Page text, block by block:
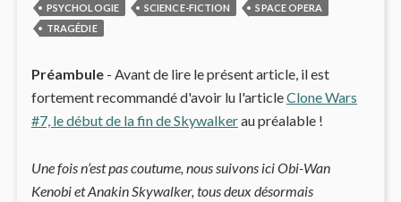
PSYCHOLOGIE
SCIENCE-FICTION
SPACE OPERA
TRAGÉDIE
Préambule- Avant de lire le présent article, il est
fortement recommandé d'avoir lu l'articleClone Wars
#7, le début de la fin de Skywalkerau préalable !
Une fois n’est pas coutume, nous suivons ici Obi-Wan
Kenobi et Anakin Skywalker, tous deux désormais